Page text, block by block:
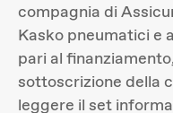
compagnia di
Kasko pneumatici e
pari al
sottoscrizione della
leggere il set